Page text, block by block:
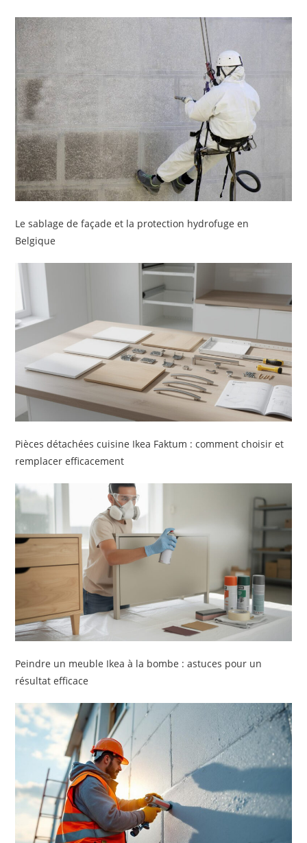
Le sablage de façade et la protection hydrofuge en
Belgique
Pièces détachées cuisine Ikea Faktum : comment choisir et
remplacer efficacement
Peindre un meuble Ikea à la bombe : astuces pour un
résultat efficace